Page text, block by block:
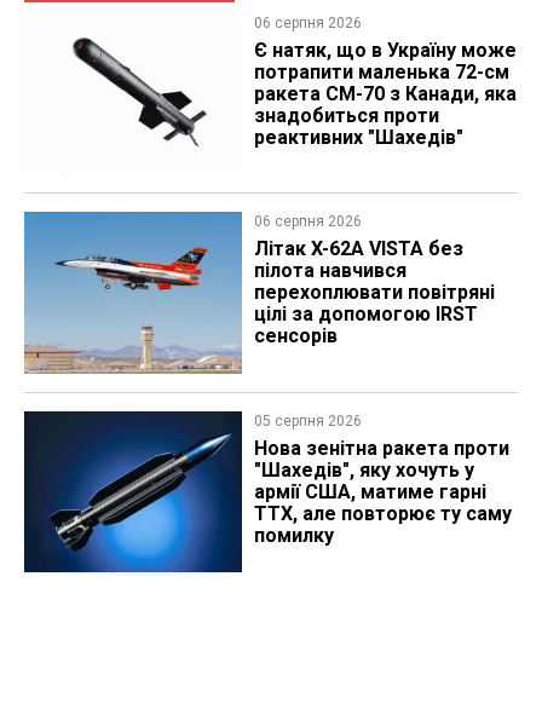
06 серпня 2026
Є натяк, що в Україну може
потрапити маленька 72-см
ракета CM-70 з Канади, яка
знадобиться проти
реактивних "Шахедів"
06 серпня 2026
Літак X-62A VISTA без
пілота навчився
перехоплювати повітряні
цілі за допомогою IRST
сенсорів
05 серпня 2026
Нова зенітна ракета проти
"Шахедів", яку хочуть у
армії США, матиме гарні
ТТХ, але повторює ту саму
помилку